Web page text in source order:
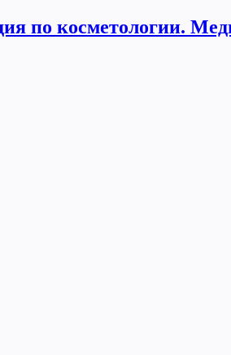
по косметологии.